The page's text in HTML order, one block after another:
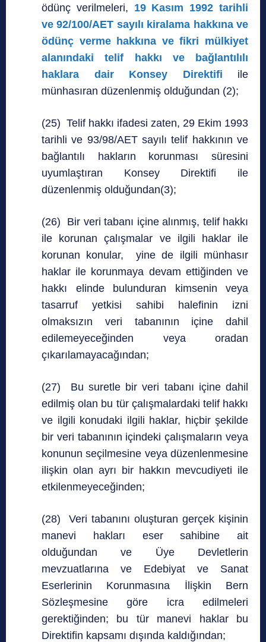
ödünç verilmeleri, 19 Kasım 1992 tarihli
ve 92/100/AET sayılı kiralama hakkına ve
ödünç verme hakkına ve fikri mülkiyet
alanındaki telif hakkı ve bağlantılılı
haklara dair Konsey Direktifi ile
münhasıran düzenlenmiş olduğundan (2);
(25) Telif hakkı ifadesi zaten, 29 Ekim 1993
tarihli ve 93/98/AET sayılı telif hakkının ve
bağlantılı hakların korunması süresini
uyumlaştıran Konsey Direktifi ile
düzenlenmiş olduğundan(3);
(26) Bir veri tabanı içine alınmış, telif hakkı
ile korunan çalışmalar ve ilgili haklar ile
korunan konular, yine de ilgili münhasır
haklar ile korunmaya devam ettiğinden ve
hakkı elinde bulunduran kimsenin veya
tasarruf yetkisi sahibi halefinin izni
olmaksızın veri tabanının içine dahil
edilemeyeceğinden veya oradan
çıkarılamayacağından;
(27) Bu suretle bir veri tabanı içine dahil
edilmiş olan bu tür çalışmalardaki telif hakkı
ve ilgili konudaki ilgili haklar, hiçbir şekilde
bir veri tabanının içindeki çalışmaların veya
konunun seçilmesine veya düzenlenmesine
ilişkin olan ayrı bir hakkın mevcudiyeti ile
etkilenmeyeceğinden;
(28) Veri tabanını oluşturan gerçek kişinin
manevi hakları eser sahibine ait
olduğundan ve Üye Devletlerin
mevzuatlarına ve Edebiyat ve Sanat
Eserlerinin Korunmasına İlişkin Bern
Sözleşmesine göre icra edilmeleri
gerektiğinden; bu tür manevi haklar bu
Direktifin kapsamı dışında kaldığından;